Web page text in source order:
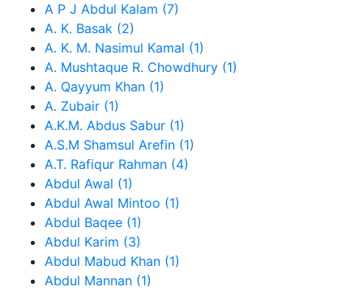
A P J Abdul Kalam (7)
A. K. Basak (2)
A. K. M. Nasimul Kamal (1)
A. Mushtaque R. Chowdhury (1)
A. Qayyum Khan (1)
A. Zubair (1)
A.K.M. Abdus Sabur (1)
A.S.M Shamsul Arefin (1)
A.T. Rafiqur Rahman (4)
Abdul Awal (1)
Abdul Awal Mintoo (1)
Abdul Baqee (1)
Abdul Karim (3)
Abdul Mabud Khan (1)
Abdul Mannan (1)